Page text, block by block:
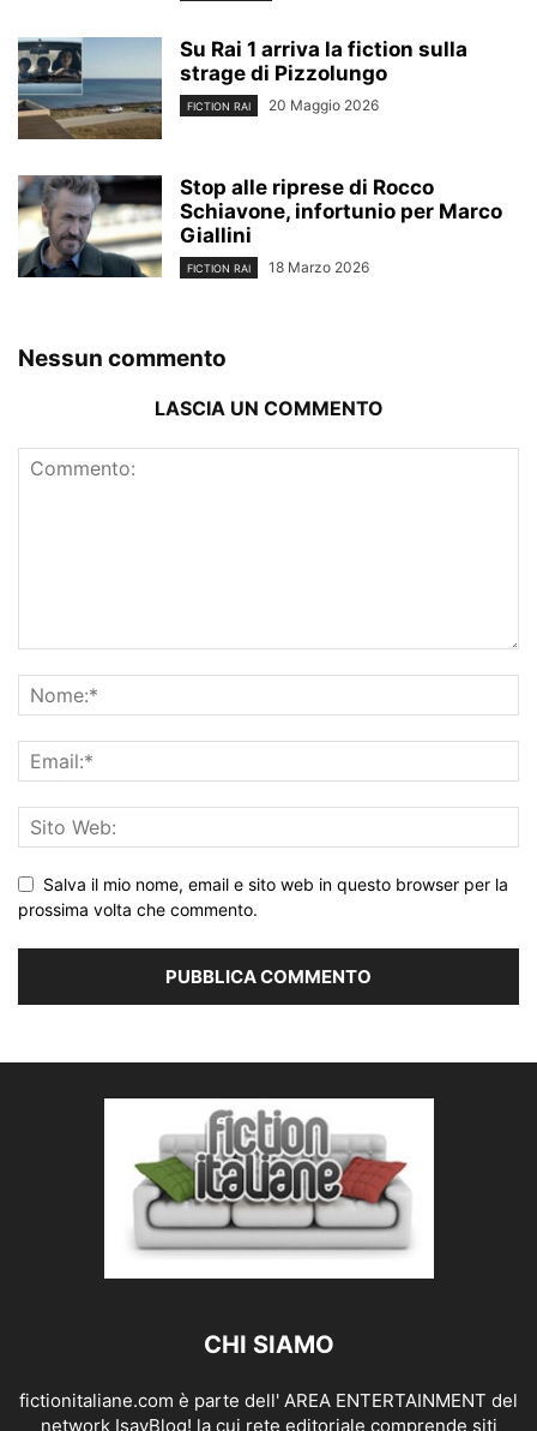
Su Rai 1 arriva la fiction sulla
strage di Pizzolungo
FICTION RAI 20 Maggio 2026
Stop alle riprese di Rocco
Schiavone, infortunio per Marco
Giallini
FICTION RAI 18 Marzo 2026
Nessun commento
LASCIA UN COMMENTO
Salva il mio nome, email e sito web in questo browser per la
prossima volta che commento.
CHI SIAMO
fictionitaliane.com è parte dell' AREA ENTERTAINMENT del
network IsayBlog! la cui rete editoriale comprende siti